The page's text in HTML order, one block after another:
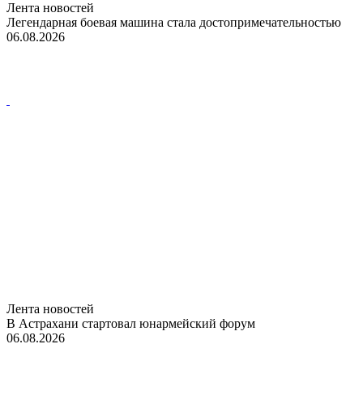
Лента новостей
Легендарная боевая машина стала достопримечательностью
06.08.2026
Лента новостей
В Астрахани стартовал юнармейский форум
06.08.2026